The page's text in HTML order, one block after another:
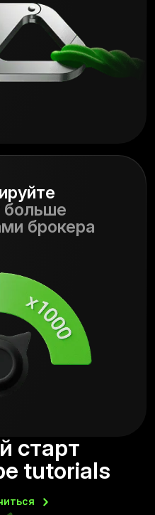
больше
брокера
старт
tutorials